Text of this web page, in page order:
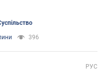
396
РУС